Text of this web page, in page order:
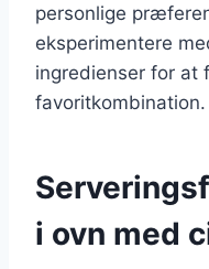
personlige
eksperimentere
ingredienser for at
favoritkombination.
i ovn med